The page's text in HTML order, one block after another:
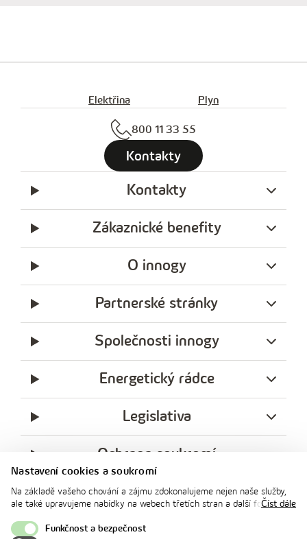
Nastavení cookies a soukromí
Na základě vašeho chování a zájmu zdokonalujeme nejen naše služby,
ale také upravujeme nabídky na webech třetích stran a další formy
souhlasu. Svoje nastavení můžete kdykoliv změnit v zápatí stránky v
Číst dále
Funkčnost a bezpečnost
Elektřina Plyn
800 11 33 55
Kontakty
Kontakty
Zákaznické benefity
O innogy
Partnerské stránky
Společnosti innogy
Energetický rádce
Legislativa
Ochrana soukromí
messengerfacebook
x
innogy
instagramyoutubeLinkedin